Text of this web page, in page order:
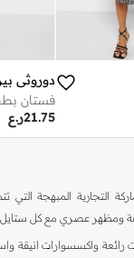
دوروثي
فستان
ر.ع21.75
التجارية المبهجة التي
ومظهر عصري مع كل ستايل.
رائعة واكسسوارات انيقة